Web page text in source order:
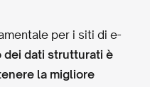
per i siti di e-
dei dati strutturati è
la migliore